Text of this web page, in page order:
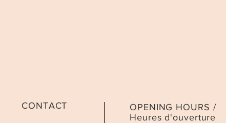
CONTACT
OPENING HOURS /
Heures d'ouverture